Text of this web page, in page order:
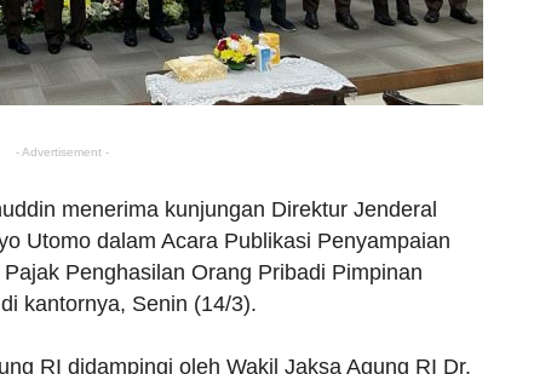
- Advertisement -
menerima kunjungan Direktur Jenderal
Utomo dalam Acara Publikasi Penyampaian
Penghasilan Orang Pribadi Pimpinan
kantornya, Senin (14/3).
RI didampingi oleh Wakil Jaksa Agung RI Dr.